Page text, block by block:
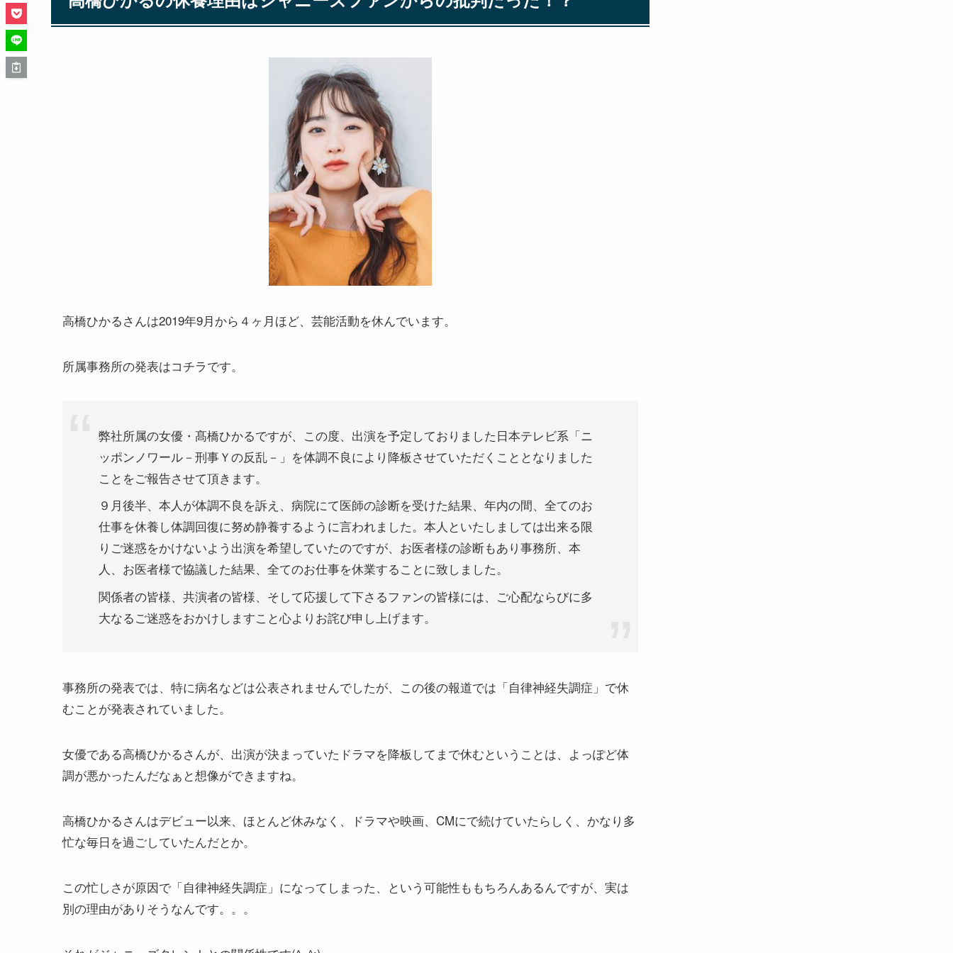
高橋ひかるさんは2019年9月から４ヶ月ほど、芸能活動を休んでいます。
所属事務所の発表はコチラです。
弊社所属の⼥優・髙橋ひかるですが、この度、出演を予定しておりました⽇本テレビ系「ニ
ッポンノワール－刑事Ｙの反乱－」を体調不良により降板させていただくこととなりました
ことをご報告させて頂きます。
９⽉後半、本⼈が体調不良を訴え、病院にて医師の診断を受けた結果、年内の間、全てのお
仕事を休養し体調回復に努め静養するように⾔われました。本⼈といたしましては出来る限
りご迷惑をかけないよう出演を希望していたのですが、お医者様の診断もあり事務所、本
⼈、お医者様で協議した結果、全てのお仕事を休業することに致しました。
関係者の皆様、共演者の皆様、そして応援して下さるファンの皆様には、ご心配ならびに多
大なるご迷惑をおかけしますこと心よりお詫び申し上げます。
事務所の発表では、特に病名などは公表されませんでしたが、この後の報道では「自律神経失調症」で休
むことが発表されていました。
女優である高橋ひかるさんが、出演が決まっていたドラマを降板してまで休むということは、よっぽど体
調が悪かったんだなぁと想像ができますね。
高橋ひかるさんはデビュー以来、ほとんど休みなく、ドラマや映画、CMにで続けていたらしく、かなり多
忙な毎日を過ごしていたんだとか。
この忙しさが原因で「自律神経失調症」になってしまった、という可能性ももちろんあるんですが、実は
別の理由がありそうなんです。。。